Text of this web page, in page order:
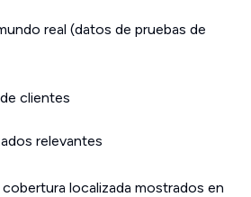
real (datos de pruebas de
clientes
relevantes
localizada mostrados en